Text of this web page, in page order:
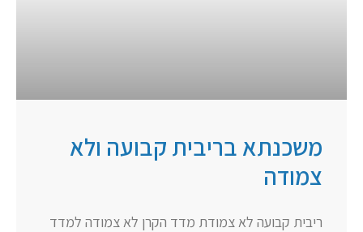
משכנתא בריבית קבועה ולא
צמודה
ריבית קבועה לא צמודת מדד הקרן לא צמודה למדד